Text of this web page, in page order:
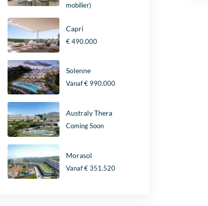
mobilier)
Capri
€ 490.000
Solenne
Vanaf€ 990.000
Australy Thera
Coming Soon
Morasol
Vanaf€ 351.520